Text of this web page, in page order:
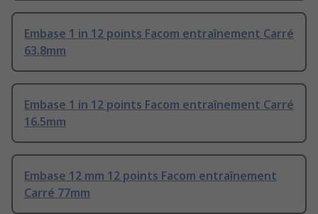
Embase 1 in 12 points Facom entraînement Carré
63.8mm
Embase 1 in 12 points Facom entraînement Carré
16.5mm
Embase 12 mm 12 points Facom entraînement
Carré 77mm